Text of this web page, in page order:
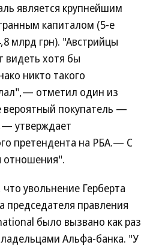
является крупнейшим
капиталом (5-е
млрд грн). "Австрийцы
видеть хотя бы
никто такого
отметил один из
вероятный покупатель —
утверждает
претендента на РБА.— С
отношения".
увольнение Герберта
председателя правления
было вызвано как раз
Альфа-банка. "У